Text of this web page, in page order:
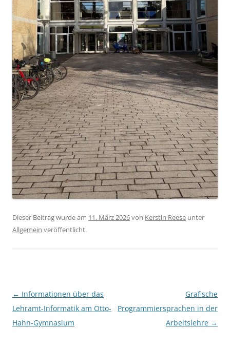
Dieser Beitrag wurde am 11. März 2026von Kerstin Reese unter
Allgemein veröffentlicht.
Beitragsnavigation
← Informationen über das
Lehramt-Informatik am Otto-
Hahn-Gymnasium
Grafische
Programmiersprachen in der
Arbeitslehre →